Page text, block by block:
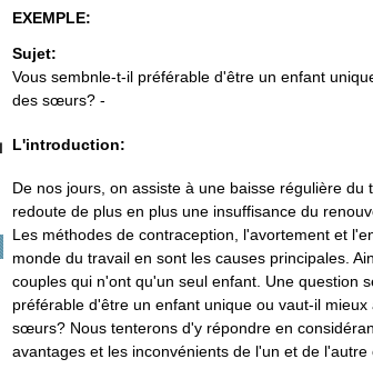
EXEMPLE:
Sujet:
Vous sembnle-t-il préférable d'être un enfant
des sœurs? -
L'introduction:
De nos jours, on assiste à une baisse régulière du
redoute de plus en plus une insuffisance du
Les méthodes de contraception, l'avortement et
monde du travail en sont les causes principales.
couples qui n'ont qu'un seul enfant. Une question
préférable d'être un enfant unique ou vaut-il
sœurs? Nous tenterons d'y répondre en
avantages et les inconvénients de l'un et de l'autre